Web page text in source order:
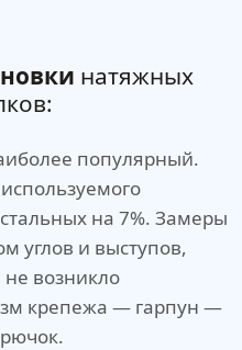
натяжных
популярный.
на 7%. Замеры
углов и выступов,
возникло
крепежа — гарпун —